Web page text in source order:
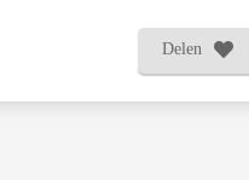
Delen